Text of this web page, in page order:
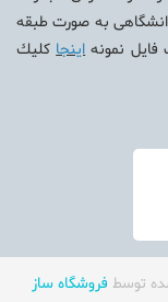
به صورت طبقه
نمونهاينجاكليك
توسط فروشگاه ساز